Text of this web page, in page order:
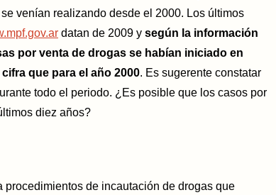
venían realizando desde el 2000. Los últimos
datan de 2009 y según la información
por venta de drogas se habían iniciado en
que para el año 2000. Es sugerente constatar
todo el periodo. ¿Es posible que los casos por
diez años?
procedimientos de incautación de drogas que